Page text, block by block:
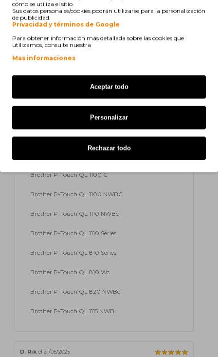
Brother P-Touch QL 1100 NWB
Brother P-Touch QL 820 NW
Brother P-Touch QL 820 Series
Brother P-Touch QL 1100
Brother P-Touch QL 600 B
Brother P-Touch QL 600 G
Brother P-Touch QL 1100 C
Brother P-Touch QL 1100 NWBC
Brother P-Touch QL 1110 NWBc
Brother P-Touch QL 1110 Series
Brother P-Touch QL 810 Series
Brother P-Touch QL 810 Wc
Brother P-Touch QL 820 NWBc
Brother P-Touch QL 1115 NWB
D. Rik el 21/05/2025
cómo se utiliza el sitio.
Sus datos personales/cookies podrán utilizarse para la personalización
de publicidad.
Privacidad y términos de Google
Para obtener información más detallada sobre las cookies que
utilizamos, consulte nuestra
Mas informaciones
Aceptar todo
Personalizar
Rechazar todo